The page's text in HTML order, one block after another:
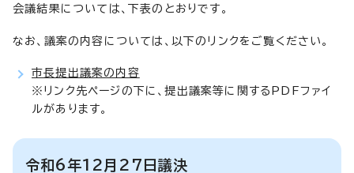
会議結果については、下表のとおりです。
なお、議案の内容については、以下のリンクをご覧ください。
市長提出議案の内容
※リンク先ページの下に、提出議案等に関するPDFファイ
ルがあります。
令和6年12月27日議決